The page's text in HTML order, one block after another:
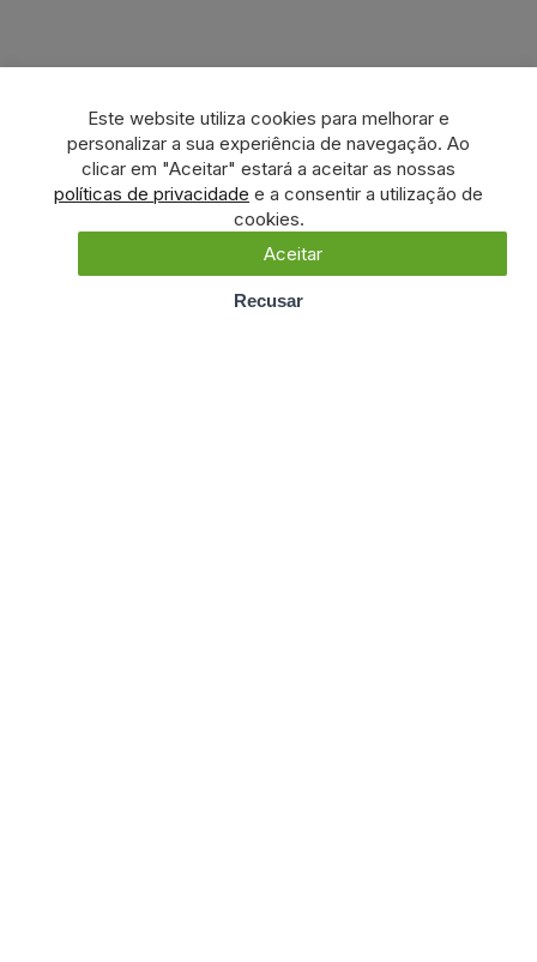
Este website utiliza cookies para melhorar e
personalizar a sua experiência de navegação. Ao
clicar em "Aceitar" estará a aceitar as nossas
políticas de privacidade e a consentir a utilização de
cookies.
Aceitar
Recusar